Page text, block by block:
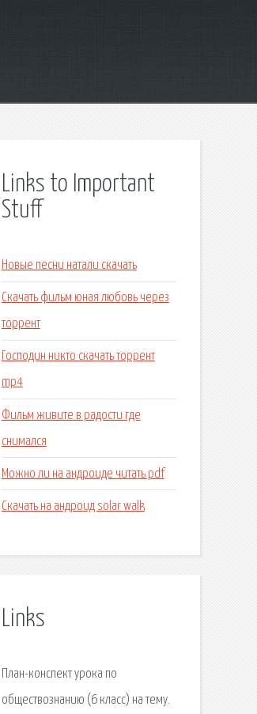
Links to Important
Stuff
Новые песни натали скачать
Скачать фильм юная любовь через
торрент
Господин никто скачать торрент
mp4
Фильм живите в радости где
снимался
Можно ли на андроиде читать pdf
Скачать на андроид solar walk
Links
План-конспект урока по
обществознанию (6 класс) на тему.